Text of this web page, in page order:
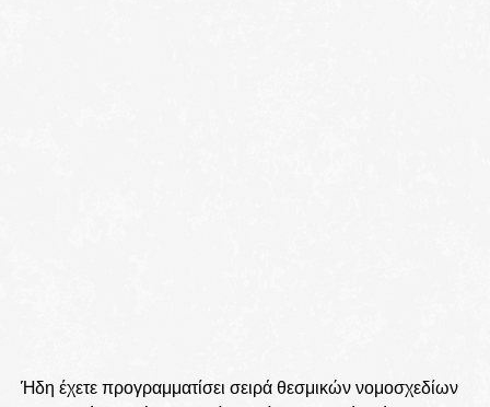
Ήδη έχετε προγραμματίσει σειρά θεσμικών νομοσχεδίων